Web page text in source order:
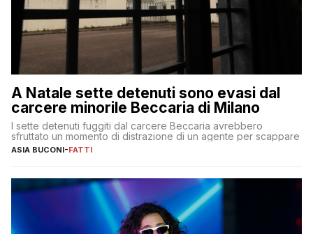
A Natale sette detenuti sono evasi dal
carcere minorile Beccaria di Milano
I sette detenuti fuggiti dal carcere Beccaria avrebbero
sfruttato un momento di distrazione di un agente per scappare
ASIA BUCONI-FATTI